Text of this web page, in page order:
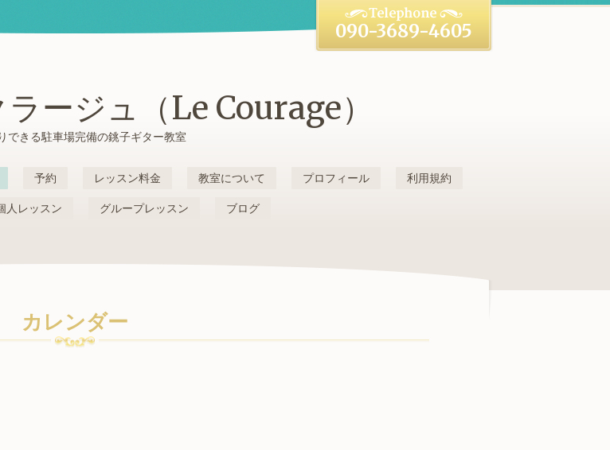
ージュ（Le Courage）
できる駐車場完備の銚子ギター教室
090-3689-4605
予約 レッスン料金 教室について プロフィール 利用規約
人レッスン グループレッスン ブログ
カレンダー